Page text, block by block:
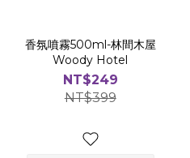
香氛噴霧500ml-林間木屋
Woody Hotel
NT$249
NT$399